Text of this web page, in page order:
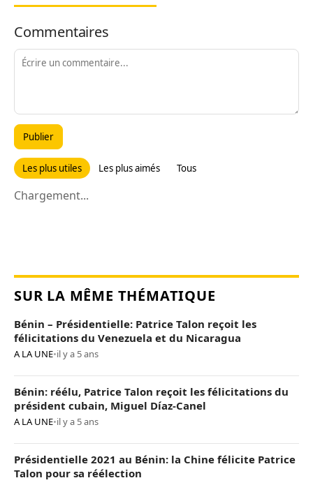
Commentaires
Publier
Les plus utiles Les plus aimés Tous
Chargement...
SUR LA MÊME THÉMATIQUE
Bénin – Présidentielle: Patrice Talon reçoit les
félicitations du Venezuela et du Nicaragua
A LA UNE•il y a 5 ans
Bénin: réélu, Patrice Talon reçoit les félicitations du
président cubain, Miguel Díaz-Canel
A LA UNE•il y a 5 ans
Présidentielle 2021 au Bénin: la Chine félicite Patrice
Talon pour sa réélection